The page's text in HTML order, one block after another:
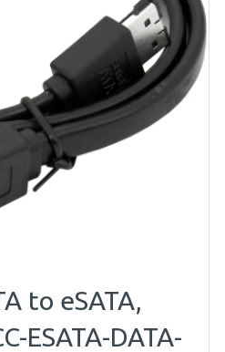
to eSATA,
ESATA-DATA-